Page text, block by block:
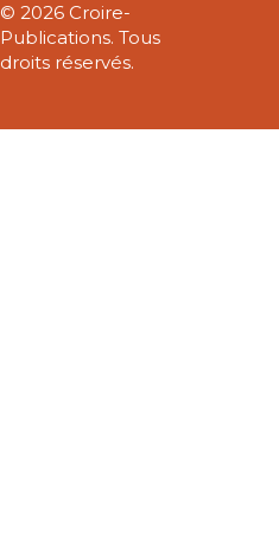
© 2026 Croire-
Publications. Tous
droits réservés.